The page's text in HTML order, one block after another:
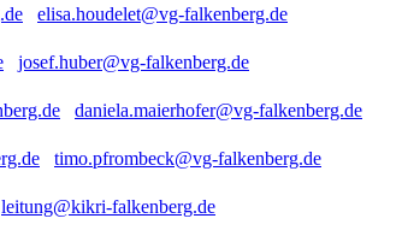
elisa.houdelet@vg-falkenberg.de
josef.huber@vg-falkenberg.de
daniela.maierhofer@vg-falkenberg.de
timo.pfrombeck@vg-falkenberg.de
leitung@kikri-falkenberg.de